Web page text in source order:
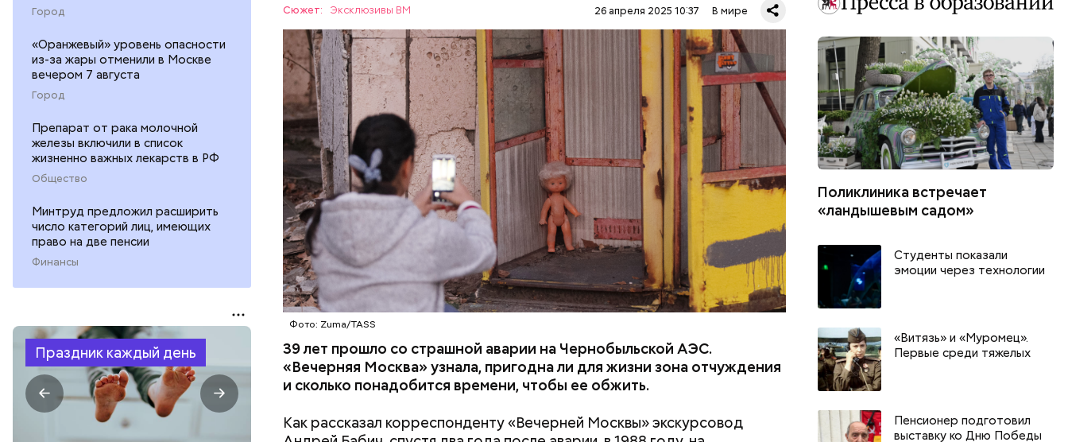
Город
«Оранжевый» уровень опасности
из-за жары отменили в Москве
вечером 7 августа
Город
Препарат от рака молочной
железы включили в список
жизненно важных лекарств в РФ
Общество
Минтруд предложил расширить
число категорий лиц, имеющих
право на две пенсии
Финансы
Праздник каждый день
Сюжет: Эксклюзивы ВМ 26 апреля 2025 10:37 В мире
Фото: Zuma/TASS
39 лет прошло со страшной аварии на Чернобыльской АЭС.
«Вечерняя Москва» узнала, пригодна ли для жизни зона отчуждения
и сколько понадобится времени, чтобы ее обжить.
Как рассказал корреспонденту «Вечерней Москвы» экскурсовод
— Протяженность зоны отчуждения составляет примерно 30
километров. Включает она несколько районов Гомельской области.
Понятное дело, что территория под защитой, здесь строгий
пропускной режим и круглосуточное наблюдение, — отметил Бабич.
БЕЛАРУСЬ ЧЕРНОБЫЛЬ
Поликлиника встречает
«ландышевым садом»
Студенты показали
эмоции через технологии
«Витязь» и «Муромец».
Первые среди тяжелых
Пенсионер подготовил
выставку ко Дню Победы